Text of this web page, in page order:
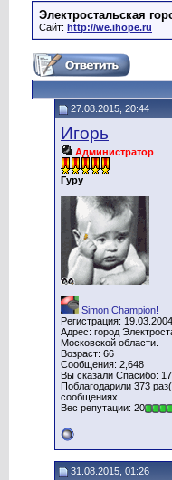
Электростальская
Сайт: http://we.ihope.ru
27.08.2015, 20:44
Игорь
Администратор
Гуру
Simon Champion!
Регистрация: 19.03.2004
Адрес: город
Московской области.
Возраст: 66
Сообщения: 2,648
Вы сказали Спасибо:
Поблагодарили 373
сообщениях
Вес репутации: 20
31.08.2015, 01:26